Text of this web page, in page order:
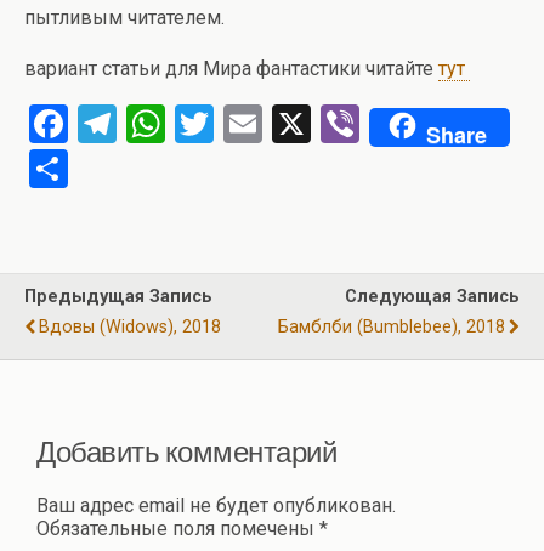
пытливым читателем.
вариант статьи для Мира фантастики читайтетут
F
o
o
k
T
a
m
W
A
p
p
T
E
X
Vi
b
Share
р
а
в
ть
Предыдущая Запись
Вдовы (Widows), 2018
Следующая Запись
Бамблби (Bumblebee), 2018
Добавить комментарий
Ваш адрес email не будет опубликован.
Обязательные поля помечены *